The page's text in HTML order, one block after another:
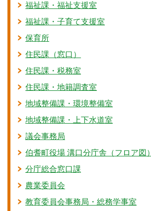
福祉課・福祉支援室
福祉課・子育て支援室
保育所
住民課（窓口）
住民課・税務室
住民課・地籍調査室
地域整備課・環境整備室
地域整備課・上下水道室
議会事務局
伯耆町役場 溝口分庁舎（フロア図）
分庁総合窓口課
農業委員会
教育委員会事務局・総務学事室